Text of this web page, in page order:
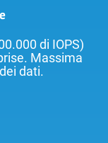
di IOPS)
Massima
dati.